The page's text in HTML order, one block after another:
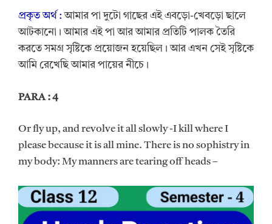
প্রকৃত অর্থ : আমার পা দুটো গাছের এই এবড়ো-খেবড়ো ছালে
আটকানো। আমার এই পা আর আমার প্রতিটি পালক তৈরি
করতে সমগ্র সৃষ্টিকে প্রয়োজন হয়েছিল। আর এখন সেই সৃষ্টিকে
আমি রেখেছি আমার পায়ের নীচে।
PARA : 4
Or fly up, and revolve it all slowly -I kill where I
please because it is all mine. There is no sophistry in
my body: My manners are tearing off heads –